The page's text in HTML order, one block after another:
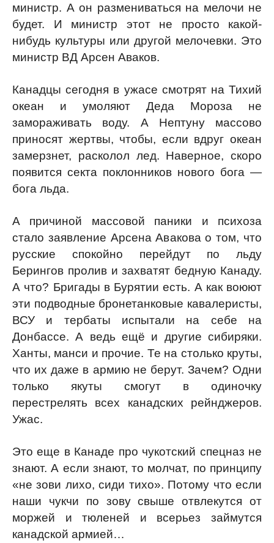
министр. А он размениваться на мелочи не
будет. И министр этот не просто какой-
нибудь культуры или другой мелочевки. Это
министр ВД Арсен Аваков.
Канадцы сегодня в ужасе смотрят на Тихий
океан и умоляют Деда Мороза не
замораживать воду. А Нептуну массово
приносят жертвы, чтобы, если вдруг океан
замерзнет, расколол лед. Наверное, скоро
появится секта поклонников нового бога —
бога льда.
А причиной массовой паники и психоза
стало заявление Арсена Авакова о том, что
русские спокойно перейдут по льду
Берингов пролив и захватят бедную Канаду.
А что? Бригады в Бурятии есть. А как воюют
эти подводные бронетанковые кавалеристы,
ВСУ и тербаты испытали на себе на
Донбассе. А ведь ещё и другие сибиряки.
Ханты, манси и прочие. Те на столько круты,
что их даже в армию не берут. Зачем? Одни
только якуты смогут в одиночку
перестрелять всех канадских рейнджеров.
Ужас.
Это еще в Канаде про чукотский спецназ не
знают. А если знают, то молчат, по принципу
«не зови лихо, сиди тихо». Потому что если
наши чукчи по зову свыше отвлекутся от
моржей и тюленей и всерьез займутся
канадской армией…